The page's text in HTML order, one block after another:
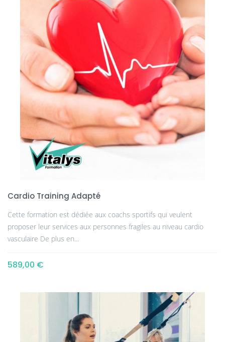
Cardio Training Adapté
Cette formation est dédiée aux coachs sportifs qui veulent
proposer leur services aux personnes fragiles au niveau cardio
vasculaire De plus en...
589,00 €